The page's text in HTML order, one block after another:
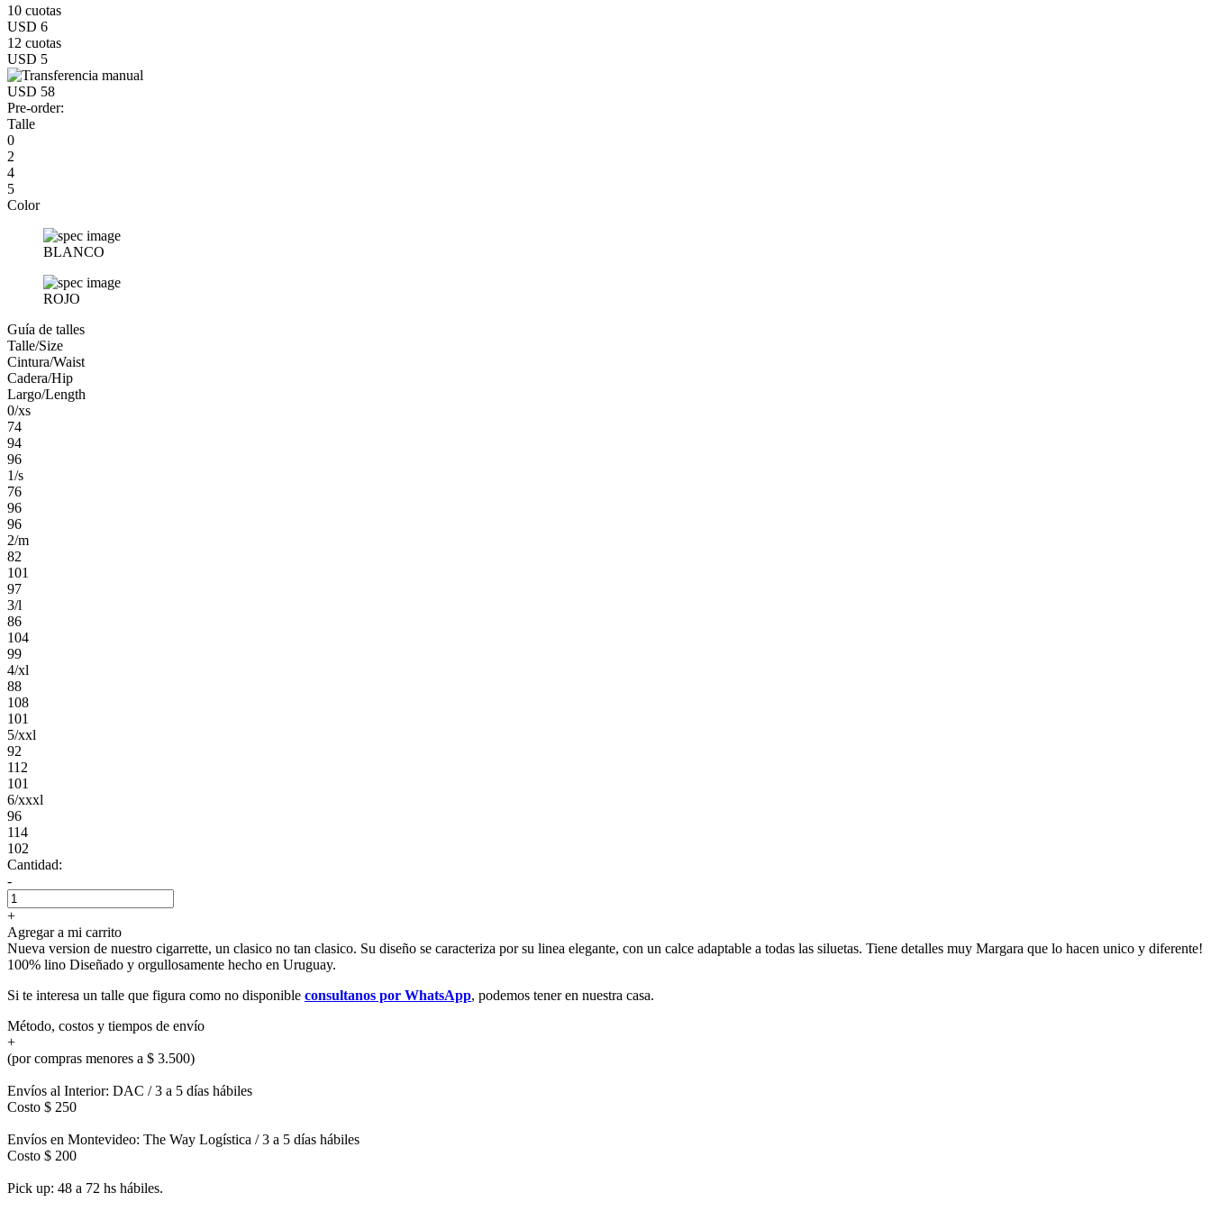
10 cuotas
USD 6
12 cuotas
USD 5
USD 58
Pre-order:
Talle
0
2
4
5
Color
BLANCO
ROJO
Guía de talles
Talle/Size
Cintura/Waist
Cadera/Hip
Largo/Length
0/xs
74
94
96
1/s
76
96
96
2/m
82
101
97
3/l
86
104
99
4/xl
88
108
101
5/xxl
92
112
101
6/xxxl
96
114
102
Cantidad:
-
+
Agregar a mi carrito
Nueva version de nuestro cigarrette, un clasico no tan clasico. Su diseño se caracteriza por su linea elegante, con un calce adaptable a todas las siluetas. Tiene detalles muy Margara que lo hacen unico y diferente!
100% lino Diseñado y orgullosamente hecho en Uruguay.
Si te interesa un talle que figura como no disponible consultanos por WhatsApp, podemos tener en nuestra casa.
Método, costos y tiempos de envío
+
(por compras menores a $ 3.500)
Envíos al Interior: DAC / 3 a 5 días hábiles
Costo $ 250
Envíos en Montevideo: The Way Logística / 3 a 5 días hábiles
Costo $ 200
Pick up: 48 a 72 hs hábiles.